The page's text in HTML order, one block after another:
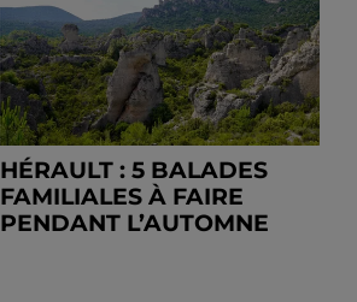
HÉRAULT : 5 BALADES
FAMILIALES À FAIRE
PENDANT L’AUTOMNE